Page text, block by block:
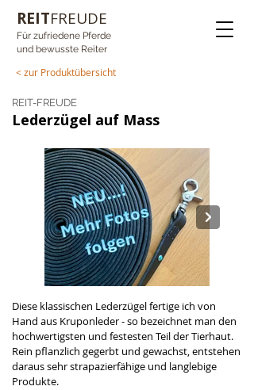
REITFREUDE
Für zufriedene Pferde
und bewusste Reiter
< zur Produktübersicht
REIT-FREUDE
Lederzügel auf Mass
NEU.jpg
Diese klassischen Lederzügel fertige ich von
Hand aus Kruponleder - so bezeichnet man den
hochwertigsten und festesten Teil der Tierhaut.
Rein pflanzlich gegerbt und gewachst, entstehen
daraus sehr strapazierfähige und langlebige
Produkte.